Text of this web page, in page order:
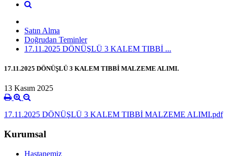
Satın Alma
Doğrudan Teminler
17.11.2025 DÖNÜŞLÜ 3 KALEM TIBBİ ...
17.11.2025 DÖNÜŞLÜ 3 KALEM TIBBİ MALZEME ALIMI.
13 Kasım 2025
17.11.2025 DÖNÜŞLÜ 3 KALEM TIBBİ MALZEME ALIMI.pdf
Kurumsal
Hastanemiz